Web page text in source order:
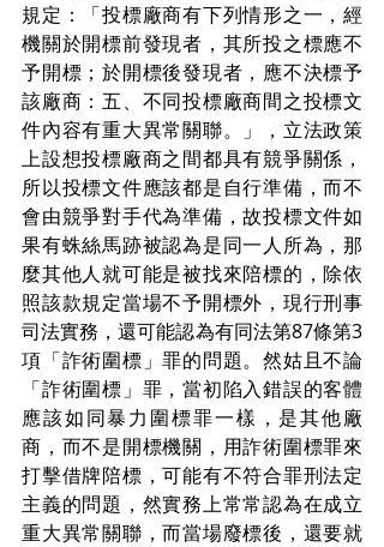
規定：「投標廠商有下列情形之一，經
機關於開標前發現者，其所投之標應不
予開標；於開標後發現者，應不決標予
該廠商：五、不同投標廠商間之投標文
件內容有重大異常關聯。」，立法政策
上設想投標廠商之間都具有競爭關係，
所以投標文件應該都是自行準備，而不
會由競爭對手代為準備，故投標文件如
果有蛛絲馬跡被認為是同一人所為，那
麼其他人就可能是被找來陪標的，除依
照該款規定當場不予開標外，現行刑事
司法實務，還可能認為有同法第87條第3
項「詐術圍標」罪的問題。然姑且不論
「詐術圍標」罪，當初陷入錯誤的客體
應該如同暴力圍標罪一樣，是其他廠
商，而不是開標機關，用詐術圍標罪來
打擊借牌陪標，可能有不符合罪刑法定
主義的問題，然實務上常常認為在成立
重大異常關聯，而當場廢標後，還要就